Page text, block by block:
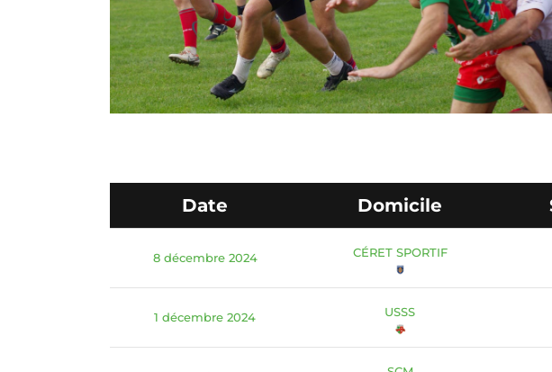
Date Domicile
8 décembre 2024 CÉRET SPORTIF
1 décembre 2024 USSS